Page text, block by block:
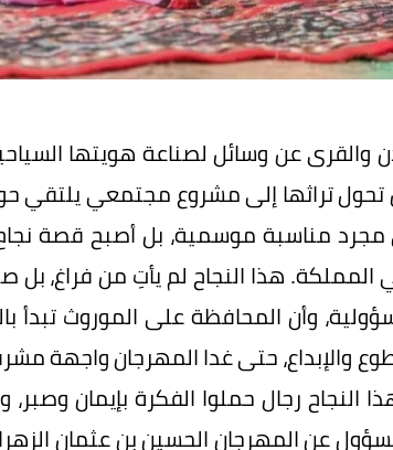
عن وسائل لصناعة هويتها
مجرد مناسبة موسمية، بل أصبح قصة
هذا النجاح لم يأتِ من فراغ، بل
وأن المحافظة على الموروث تبدأ
والإبداع، حتى غدا المهرجان واجهة
رجال حملوا الفكرة بإيمان
عن المهرجان الحسين بن عثمان